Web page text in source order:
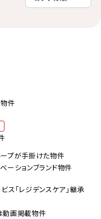
件
プが手掛けた物件
ーションブランド物件
ス「レジデンスケア」継承
動画掲載物件